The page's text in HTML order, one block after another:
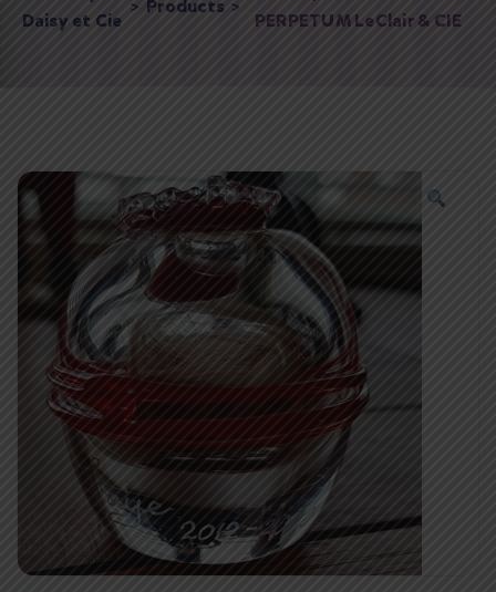
Daisy et Cie
> Products >
PERPETUM LeClair & CIE